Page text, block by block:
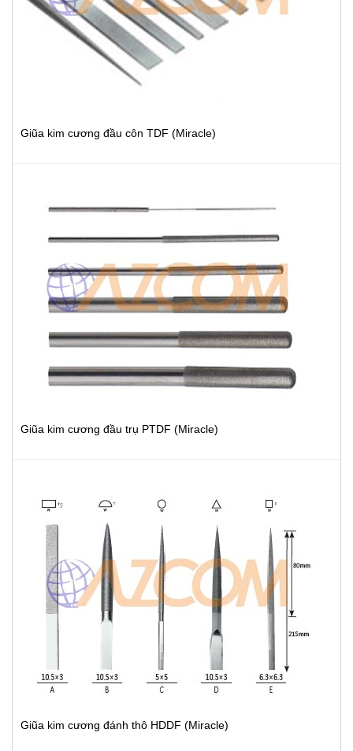
Giũa kim cương đầu côn TDF (Miracle)
Giũa kim cương đầu trụ PTDF (Miracle)
Giũa kim cương đánh thô HDDF (Miracle)